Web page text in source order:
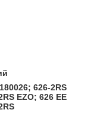
626-2RS
EZO; 626 EE